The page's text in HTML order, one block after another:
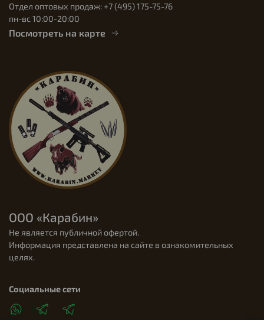
Отдел оптовых продаж: +7 (495) 175-75-76
пн-вс 10:00-20:00
Посмотреть на карте
ООО «Карабин»
Не является публичной офертой.
Информация представлена на сайте в ознакомительных
целях.
Социальные сети